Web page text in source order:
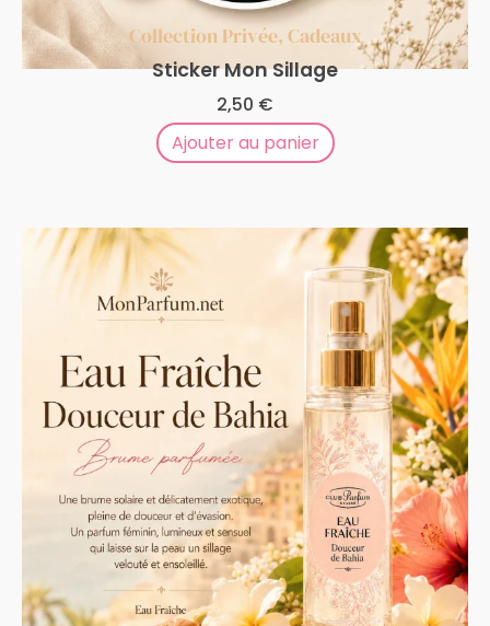
Collection Privée, Cadeaux
Sticker Mon Sillage
2,50 €
Ajouter au panier